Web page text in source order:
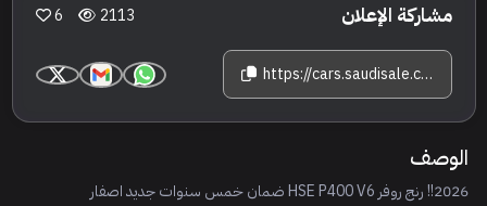
مشاركة الإعلان 2113
6
https://cars.saudisale.com/listings/43Vb9c/2026-%D9%84%D8%A7%D9%86%D8%AF-%D8%B1%D9%88%D9%81%D8%B1-%D8%B1%D9%8A%D9%86%D8%AC-%D8%B1%D9%88%D9%81%D8%B1-%D9%81%D9%88%D8%AC-%D8%A7%D8%AA%D8%B4-%D8%A7%D8%B3-%D8%A7%D9%8A
الوصف
2026!! رنج روفر HSE P400 V6 ضمان خمس سنوات جديد اصفار